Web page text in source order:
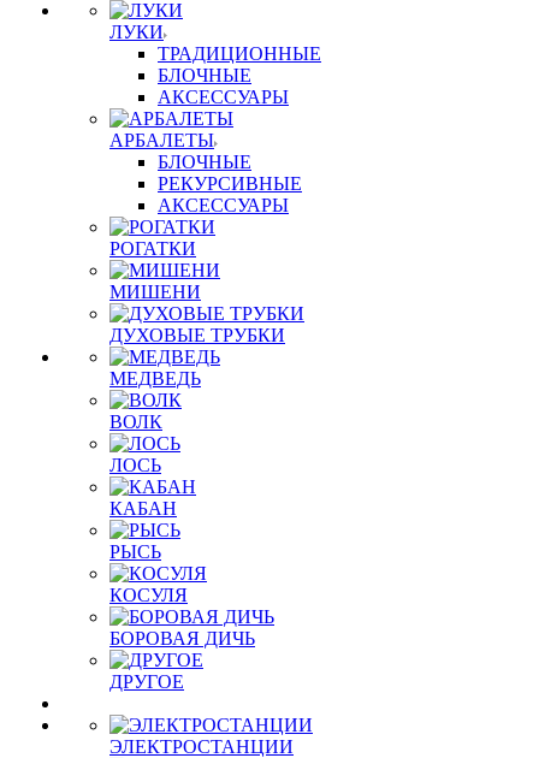
ЛУКИ
ТРАДИЦИОННЫЕ
БЛОЧНЫЕ
АКСЕССУАРЫ
АРБАЛЕТЫ
БЛОЧНЫЕ
РЕКУРСИВНЫЕ
АКСЕССУАРЫ
РОГАТКИ
МИШЕНИ
ДУХОВЫЕ ТРУБКИ
МЕДВЕДЬ
ВОЛК
ЛОСЬ
КАБАН
РЫСЬ
КОСУЛЯ
БОРОВАЯ ДИЧЬ
ДРУГОЕ
ЭЛЕКТРОСТАНЦИИ